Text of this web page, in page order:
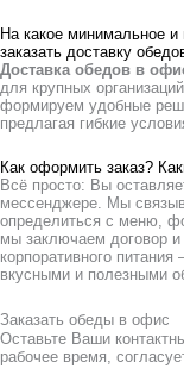
На какое минимальное
заказать доставку
Доставка обедов в
для крупных
формируем удобные
предлагая гибкие
Как оформить заказ?
Всё просто: Вы
мессенджере. Мы
определиться с меню,
мы заключаем договор
корпоративного
вкусными и полезными
Заказать обеды в офис
Оставьте Ваши
рабочее время,